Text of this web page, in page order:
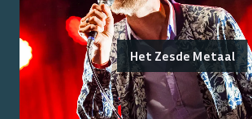
Het Zesde Metaal